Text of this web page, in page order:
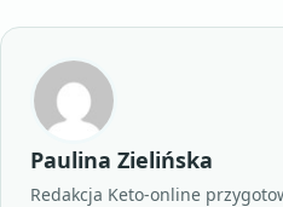
Paulina Zielińska
Redakcja Keto-online